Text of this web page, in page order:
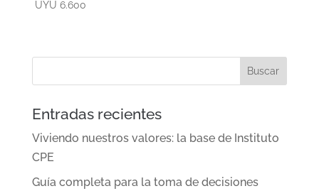
UYU 6.600
Entradas recientes
Viviendo nuestros valores: la base de Instituto
CPE
Guía completa para la toma de decisiones